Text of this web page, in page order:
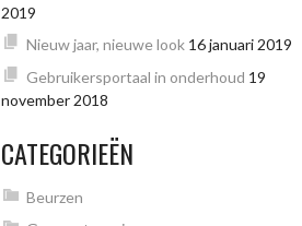
2019
Nieuw jaar, nieuwe look 16 januari 2019
Gebruikersportaal in onderhoud 19
november 2018
CATEGORIEËN
Beurzen